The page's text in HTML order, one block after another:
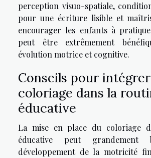
perception visuo-spatiale,
pour une écriture lisible et
encourager les enfants à
peut être extrêmement
évolution motrice et cognitive.
Conseils pour
coloriage dans la
éducative
La mise en place du coloriage
éducative peut grandement
développement de la motricité